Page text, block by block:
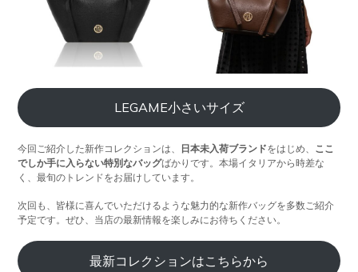
LEGAME小さいサイズ
今回ご紹介した新作コレクションは、 日本未入荷ブランドをはじめ、 ここ
でしか手に入らない特別なバッグばかりです。本場イタリアから時差な
く、最旬のトレンドをお届けしています。
次回も、皆様に喜んでいただけるような魅力的な新作バッグを多数ご紹介
予定です。ぜひ、当店の最新情報を楽しみにお待ちください。
最新コレクションはこちらから